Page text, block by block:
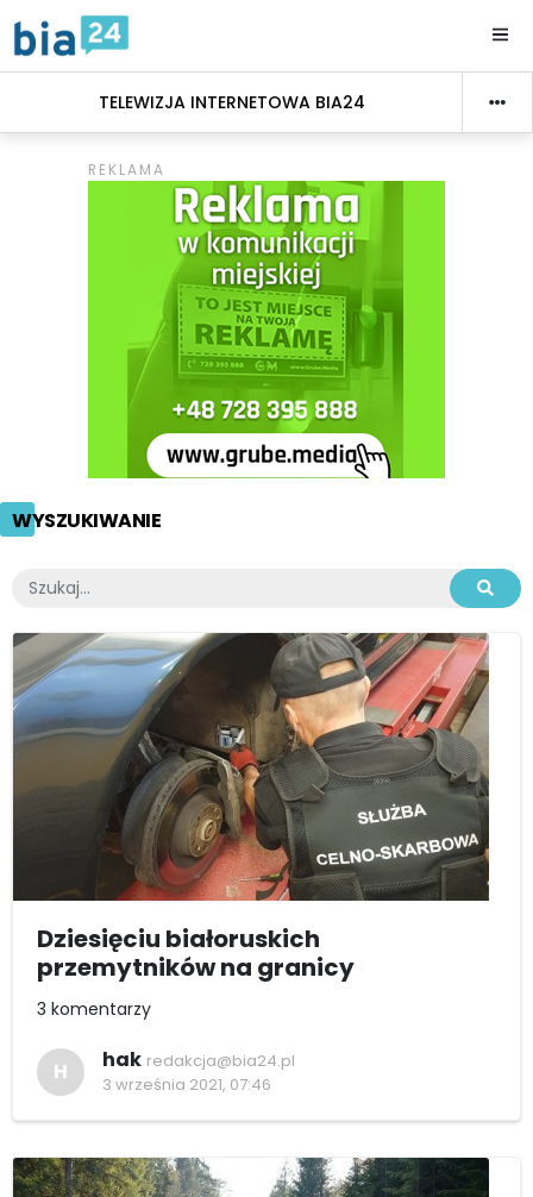
TELEWIZJA INTERNETOWA BIA24
WYSZUKIWANIE
Dziesięciu białoruskich
przemytników na granicy
3 komentarzy
H hak redakcja@bia24.pl
3 września 2021, 07:46